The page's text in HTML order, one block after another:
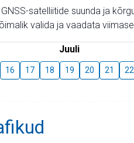
satelliitide suunda ja
valida ja vaadata
Juuli
16 17 18 19 20 21 22